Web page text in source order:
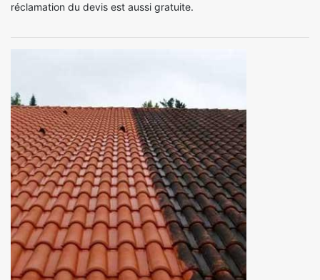
réclamation du devis est aussi gratuite.